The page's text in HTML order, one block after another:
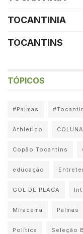
TOCANTINIA
TOCANTINS
TÓPICOS
#Palmas
Athletico
Copão Tocantins
educação
GOL DE PLACA
Miracema Palmas
Política Seleção